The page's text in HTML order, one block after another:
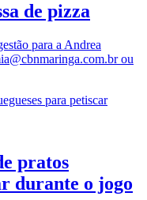
de pizza
para a Andrea
ou
pratos
durante o jogo